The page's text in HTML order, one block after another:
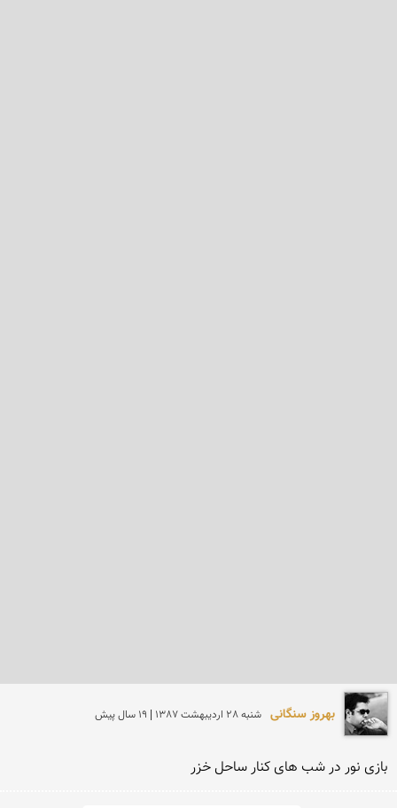
بهروز سنگانی شنبه 28 ارديبهشت 1387 | 19 سال پیش
بازی نور در شب های کنار ساحل خزر